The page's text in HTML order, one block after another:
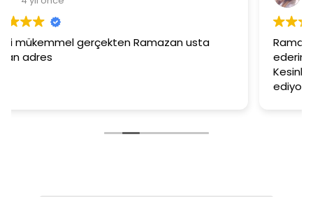
Ramazan beye ilgisinden dolayı çok teşekkür
ederim. Duvar kağıtlarımız muazzam oldu.
Kesinlikle işinin en iyisi diyebilirim. Şiddetle